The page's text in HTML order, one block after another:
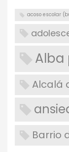
acoso escolar
Alba
Alcalá
Barrio